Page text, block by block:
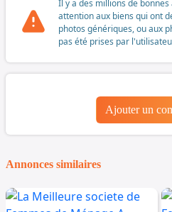
Il y a des millions de
attention aux biens qui ont
photos génériques, ou aux
pas été prises par
Ajouter un
Annonces similaires